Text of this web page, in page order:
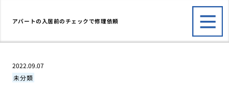
アパートの入居前のチェックで修理依頼
2022.09.07
未分類